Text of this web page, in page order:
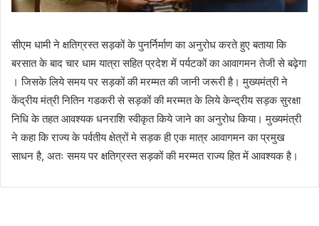
सीएम धामी ने क्षतिग्रस्त सड़कों के पुनर्निर्माण का अनुरोध करते हुए बताया कि
बरसात के बाद चार धाम यात्रा सहित प्रदेश में पर्यटकों का आवागमन तेजी से बढ़ेगा
। जिसके लिये समय पर सड़कों की मरम्मत की जानी जरूरी है। मुख्यमंत्री ने
केंद्रीय मंत्री नितिन गडकरी से सड़कों की मरम्मत के लिये केन्द्रीय सड़क सुरक्षा
निधि के तहत आवश्यक धनराशि स्वीकृत किये जाने का अनुरोध किया। मुख्यमंत्री
ने कहा कि राज्य के पर्वतीय क्षेत्रों मे सड़क ही एक मात्र आवागमन का प्रमुख
साधन है, अतः समय पर क्षतिग्रस्त सड़कों की मरम्मत राज्य हित में आवश्यक है।